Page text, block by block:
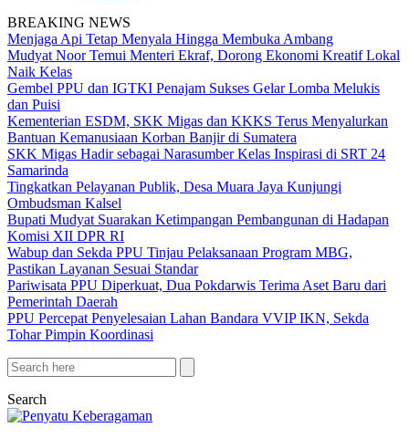
BREAKING NEWS
Menjaga Api Tetap Menyala Hingga Membuka Ambang
Mudyat Noor Temui Menteri Ekraf, Dorong Ekonomi Kreatif Lokal
Naik Kelas
Gembel PPU dan IGTKI Penajam Sukses Gelar Lomba Melukis
dan Puisi
Kementerian ESDM, SKK Migas dan KKKS Terus Menyalurkan
Bantuan Kemanusiaan Korban Banjir di Sumatera
SKK Migas Hadir sebagai Narasumber Kelas Inspirasi di SRT 24
Samarinda
Tingkatkan Pelayanan Publik, Desa Muara Jaya Kunjungi
Ombudsman Kalsel
Bupati Mudyat Suarakan Ketimpangan Pembangunan di Hadapan
Komisi XII DPR RI
Wabup dan Sekda PPU Tinjau Pelaksanaan Program MBG,
Pastikan Layanan Sesuai Standar
Pariwisata PPU Diperkuat, Dua Pokdarwis Terima Aset Baru dari
Pemerintah Daerah
PPU Percepat Penyelesaian Lahan Bandara VVIP IKN, Sekda
Tohar Pimpin Koordinasi
Search